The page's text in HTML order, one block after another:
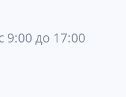
9:00 до 17:00